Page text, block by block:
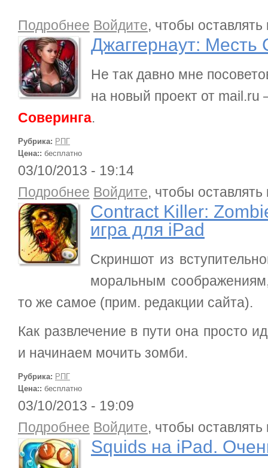
Подробнее о Джаггернаут: Месть Соверинга
Войдите, чтобы
Джаггернаут: Месть
Не так давно мне
на новый проект от
Соверинга.
Рубрика: РПГ
Цена:: бесплатно
03/10/2013 - 19:14
Подробнее о Contract Killer: Zombies — бесплатная игра
Войдите, чтобы
Contract Killer:
игра для iPad
Скриншот из
моральным
то же самое (прим. редакции сайта).
Как развлечение в пути она просто
и начинаем мочить зомби.
Рубрика: РПГ
Цена:: бесплатно
03/10/2013 - 19:09
Подробнее о Squids на iPad. Очень необычная РПГ
Войдите, чтобы
Squids на iPad.